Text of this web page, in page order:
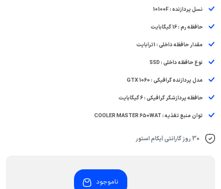
نسل پردازنده : 10100F
حافظه رم : 16 گیگابایت
مقدار حافظه داخلی : 1ترابایت
نوع حافظه داخلی : SSD
مدل پردازنده گرافیکی : GTX 1060
حافظه پردازشگر گرافیکی : 6 گیگابایت
توان منبع تغذیه : COOLER MASTER 650WAT
30 روز گارانتی آیکام استور
ناموجود